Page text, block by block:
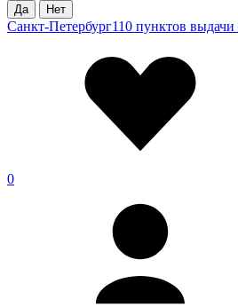
Да Нет
Санкт-Петербург110 пунктов
0